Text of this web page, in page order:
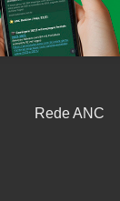
Rede ANC